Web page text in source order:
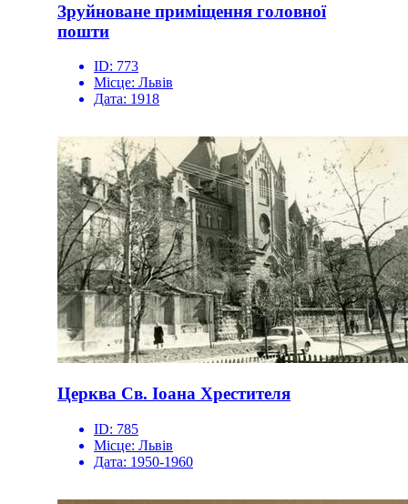
Зруйноване приміщення головної
пошти
ID: 773
Місце: Львів
Дата: 1918
Церква Св. Іоана Хрестителя
ID: 785
Місце: Львів
Дата: 1950-1960